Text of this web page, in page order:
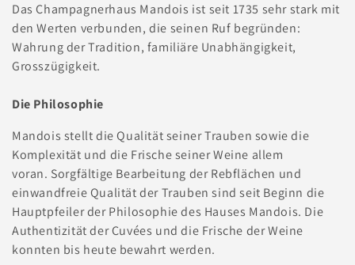
t
e
r
i
e
:
Das Champagnerhaus Mandois ist seit 1735 sehr stark mit
den Werten verbunden, die seinen Ruf begründen:
Wahrung der Tradition, familiäre Unabhängigkeit,
Grosszügigkeit.
Die Philosophie
Mandois stellt die Qualität seiner Trauben sowie die
Komplexität und die Frische seiner Weine allem
voran. Sorgfältige Bearbeitung der Rebflächen und
einwandfreie Qualität der Trauben sind seit Beginn die
Hauptpfeiler der Philosophie des Hauses Mandois. Die
Authentizität der Cuvées und die Frische der Weine
konnten bis heute bewahrt werden.